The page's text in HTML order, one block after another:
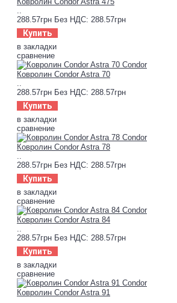
288.57грн Без НДС: 288.57грн
Купить
в закладки
сравнение
Ковролин Condor Astra 70
288.57грн Без НДС: 288.57грн
Купить
в закладки
сравнение
Ковролин Condor Astra 78
288.57грн Без НДС: 288.57грн
Купить
в закладки
сравнение
Ковролин Condor Astra 84
288.57грн Без НДС: 288.57грн
Купить
в закладки
сравнение
Ковролин Condor Astra 91